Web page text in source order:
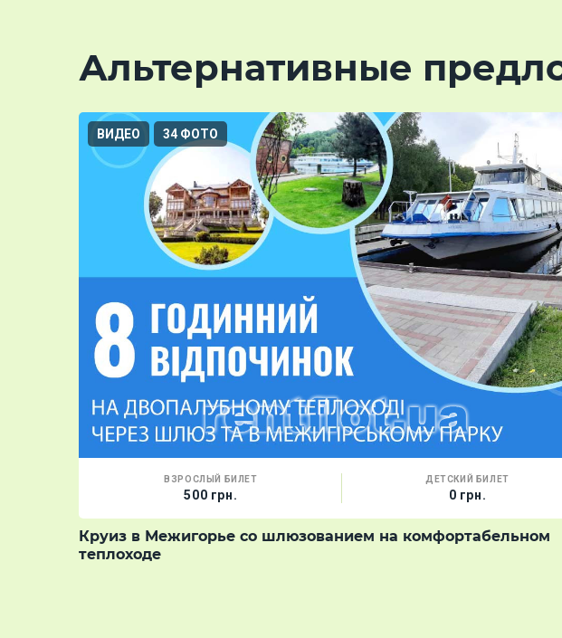
Альтернативные
ВИДЕО 34 ФОТО
ВЗРОСЛЫЙ БИЛЕТ
500 грн.
ДЕТСКИЙ БИЛЕТ
0 грн.
Круиз в Межигорье со шлюзованием на комфортабельном
теплоходе